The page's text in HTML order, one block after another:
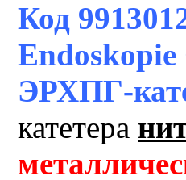
Код
ЭРХПГ-
катетера